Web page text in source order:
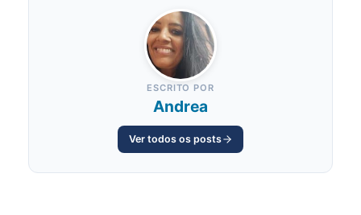
ESCRITO POR
Andrea
Ver todos os posts